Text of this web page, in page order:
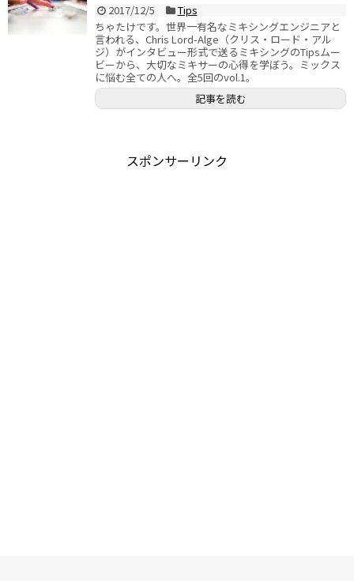
2017/12/5
Tips
ちゃたけです。世界一有名なミキシングエンジニアと
言われる、Chris Lord-Alge（クリス・ロード・アル
ジ）がインタビュー形式で送るミキシングのTipsムー
ビーから、大切なミキサーの心得を学ぼう。ミックス
に悩む全ての人へ。全5回のvol.1。
記事を読む
スポンサーリンク